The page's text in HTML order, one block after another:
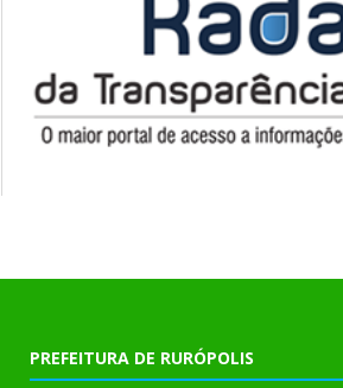
PREFEITURA DE RURÓPOLIS